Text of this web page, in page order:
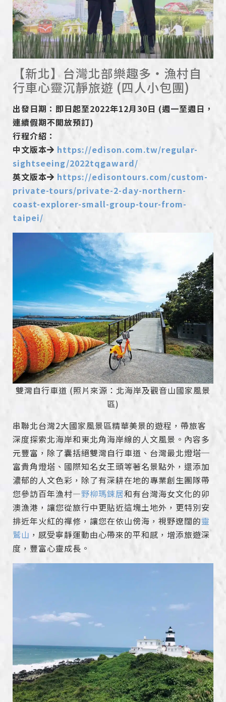
【新北】台灣北部樂趣多‧漁村自
行車心靈沉靜旅遊 (四人小包團)
出發日期：即日起至2022年12月30日 (週一至週日，
連續假期不開放預訂)
行程介紹：
中文版本
https://edison.com.tw/regular-
sightseeing/2022tqgaward/
英文版本
https://edisontours.com/custom-
private-tours/private-2-day-northern-
coast-explorer-small-group-tour-from-
taipei/
雙灣自行車道 (照片來源：北海岸及觀音山國家風景
區)
串聯北台灣2大國家風景區精華美景的遊程，帶旅客
深度探索北海岸和東北角海岸線的人文風景。內容多
元豐富，除了囊括絕雙灣自行車道、台灣最北燈塔─
富貴角燈塔、國際知名女王頭等著名景點外，還添加
濃郁的人文色彩，除了有深耕在地的專業創生團隊帶
您參訪百年漁村—野柳瑪鋉居和有台灣海女文化的卯
澳漁港，讓您從旅行中更貼近這塊土地外，更特別安
排近年火紅的禪修，讓您在依山傍海，視野遼闊的靈
鷲山 ，感受寧靜運動由心帶來的平和感，增添旅遊深
度，豐富心靈成長。